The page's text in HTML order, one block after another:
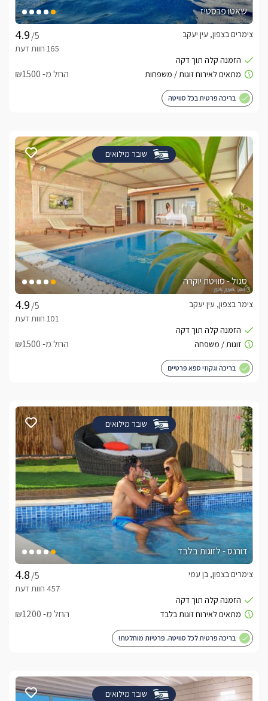
שאטו פרסטיז
/5
צימרים בצפון, עין יעקב
החל מ- ₪1500
בריכה פרטית בכל סוויטה
שובר מילואים
סגול - סוויטת יוקרה
/5
צימר בצפון, עין יעקב
החל מ- ₪1500
בריכה וגקוזי ספא פרטיים
שובר מילואים
דורנס - לזוגות בלבד
/5
צימרים בצפון, בן עמי
החל מ- ₪1200
בריכה פרטית לכל סוויטה. פרטיות מוחלטת!
שובר מילואים